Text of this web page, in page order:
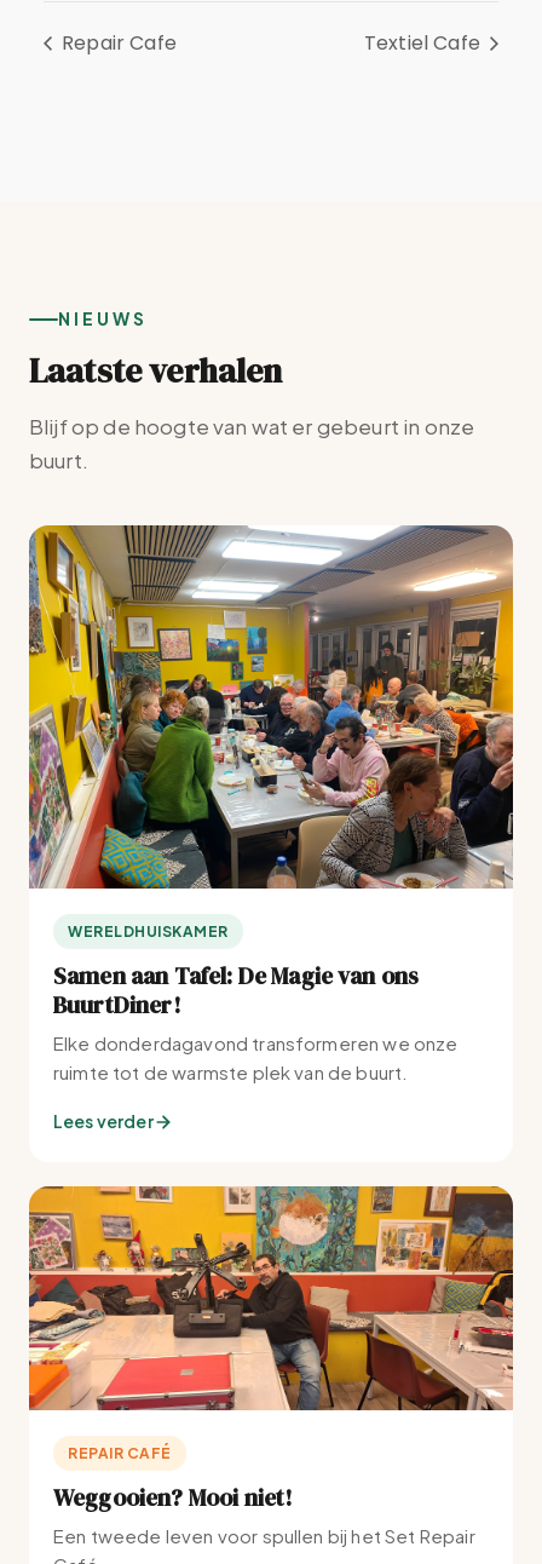
Repair Cafe Textiel Cafe
NIEUWS
Laatste verhalen
Blijf op de hoogte van wat er gebeurt in onze
buurt.
WERELDHUISKAMER
Samen aan Tafel: De Magie van ons
BuurtDiner!
Elke donderdagavond transformeren we onze
ruimte tot de warmste plek van de buurt.
Lees verder
REPAIR CAFÉ
Weggooien? Mooi niet!
Een tweede leven voor spullen bij het Set Repair